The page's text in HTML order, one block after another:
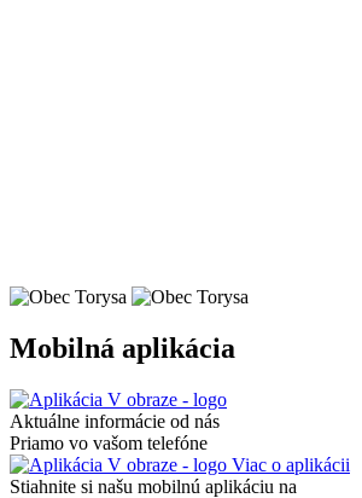
Mobilná aplikácia
Aktuálne informácie od nás
Priamo vo vašom telefóne
Viac o aplikácii
Stiahnite si našu mobilnú aplikáciu na